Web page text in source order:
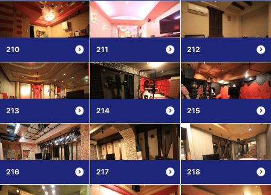
210 211 212
213 214 215
216 217 218